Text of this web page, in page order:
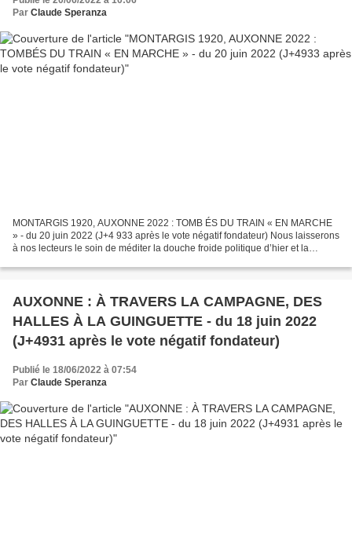
Par Claude Speranza
MONTARGIS 1920, AUXONNE 2022 : TOMB ÉS DU TRAIN « EN MARCHE
» - du 20 juin 2022 (J+4 933 après le vote négatif fondateur) Nous laisserons
à nos lecteurs le soin de méditer la douche froide politique d’hier et la
AUXONNE : À TRAVERS LA CAMPAGNE, DES
HALLES À LA GUINGUETTE - du 18 juin 2022
(J+4931 après le vote négatif fondateur)
Publié le 18/06/2022 à 07:54
Par Claude Speranza